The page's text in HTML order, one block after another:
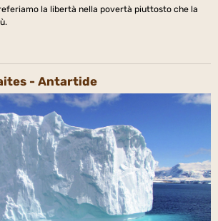
la libertà nella povertà piuttosto che la
- Antartide